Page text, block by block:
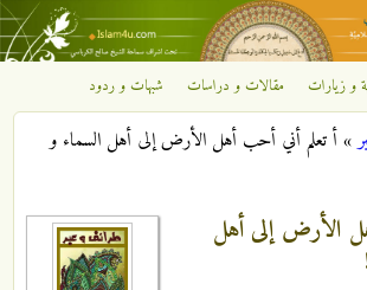
إلى المحتوى الرئيسي
و زيارات مقالات و دراسات شبهات و ردود
»أ تعلم أني أحب أهل الأرض إلى أهل السماء و
الأرض إلى أهل